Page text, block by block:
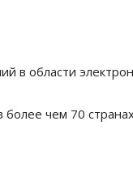
в области
чем 70